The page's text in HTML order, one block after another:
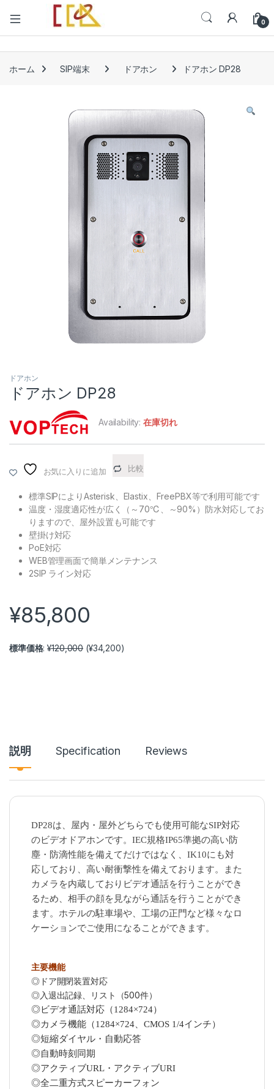
Open 0
ホーム SIP端末 ドアホン ドアホン DP28
ドアホン
ドアホン DP28
Availability:在庫切れ
お気に入りに追加 比較
標準SIPによりAsterisk、Elastix、FreePBX等で利用可能です
温度・湿度適応性が広く（～70℃、～90%）防水対応してお
りますので、屋外設置も可能です
壁掛け対応
PoE対応
WEB管理画面で簡単メンテナンス
2SIP ライン対応
¥85,800
標準価格:¥120,000 (¥34,200)
説明 Specification Reviews
DP28は、屋内・屋外どちらでも使用可能なSIP対応
のビデオドアホンです。IEC規格IP65準拠の高い防
塵・防滴性能を備えてだけではなく、IK10にも対
応しており、高い耐衝撃性を備えております。また
カメラを内蔵しておりビデオ通話を行うことができ
るため、相手の顔を見ながら通話を行うことができ
ます。ホテルの駐車場や、工場の正門など様々なロ
ケーションでご使用になることができます。
主要機能
◎ドア開閉装置対応
◎入退出記録、リスト（500件）
◎ビデオ通話対応（1284×724）
◎カメラ機能（1284×724、CMOS 1/4インチ）
◎短縮ダイヤル・自動応答
◎自動時刻同期
◎アクティブURL・アクティブURI
◎全二重方式スピーカーフォン